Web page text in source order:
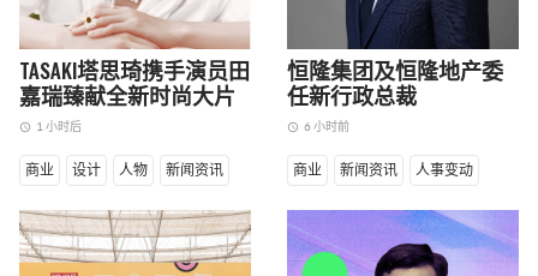
TASAKI塔思琦携手演员田
嘉瑞臻献全新时尚大片
access_time 1 小时后
商业 设计 人物 新闻资讯
恒隆集团及恒隆地产委
任新行政总裁
access_time 6 小时前
商业 新闻资讯 人事变动